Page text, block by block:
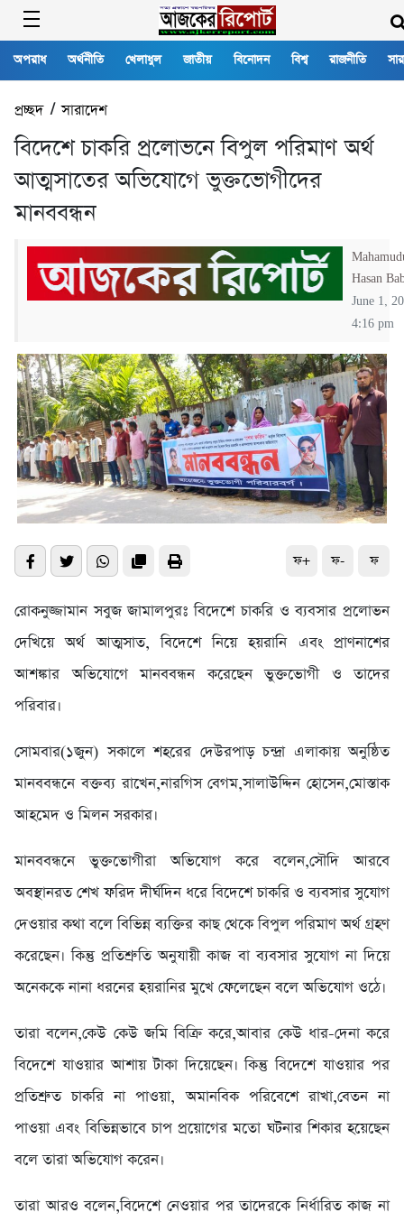
অপরাধ অর্থনীতি খেলাধুল জাতীয় বিনোদন বিশ্ব রাজনীতি
প্রচ্ছদ/সারাদেশ
বিদেশে চাকরি প্রলোভনে বিপুল পরিমাণ অর্থ
আত্মসাতের অভিযোগে ভুক্তভোগীদের
মানববন্ধন
Hasan
June 1,
4:16 pm
ফ+ ফ- ফ
রোকনুজ্জামান সবুজ জামালপুরঃ বিদেশে চাকরি ও ব্যবসার প্রলোভন
দেখিয়ে অর্থ আত্মসাত, বিদেশে নিয়ে হয়রানি এবং প্রাণনাশের
আশঙ্কার অভিযোগে মানববন্ধন করেছেন ভুক্তভোগী ও তাদের
পরিবার।
সোমবার(১জুন) সকালে শহরের দেউরপাড় চন্দ্রা এলাকায় অনুষ্ঠিত
মানববন্ধনে বক্তব্য রাখেন,নারগিস বেগম,সালাউদ্দিন হোসেন,মোস্তাক
আহমেদ ও মিলন সরকার।
মানববন্ধনে ভুক্তভোগীরা অভিযোগ করে বলেন,সৌদি আরবে
অবস্থানরত শেখ ফরিদ দীর্ঘদিন ধরে বিদেশে চাকরি ও ব্যবসার সুযোগ
দেওয়ার কথা বলে বিভিন্ন ব্যক্তির কাছ থেকে বিপুল পরিমাণ অর্থ গ্রহণ
করেছেন। কিন্তু প্রতিশ্রুতি অনুযায়ী কাজ বা ব্যবসার সুযোগ না দিয়ে
অনেককে নানা ধরনের হয়রানির মুখে ফেলেছেন বলে অভিযোগ ওঠে।
তারা বলেন,কেউ কেউ জমি বিক্রি করে,আবার কেউ ধার-দেনা করে
বিদেশে যাওয়ার আশায় টাকা দিয়েছেন। কিন্তু বিদেশে যাওয়ার পর
প্রতিশ্রুত চাকরি না পাওয়া, অমানবিক পরিবেশে রাখা,বেতন না
পাওয়া এবং বিভিন্নভাবে চাপ প্রয়োগের মতো ঘটনার শিকার হয়েছেন
বলে তারা অভিযোগ করেন।
তারা আরও বলেন,বিদেশে নেওয়ার পর তাদেরকে নির্ধারিত কাজ না